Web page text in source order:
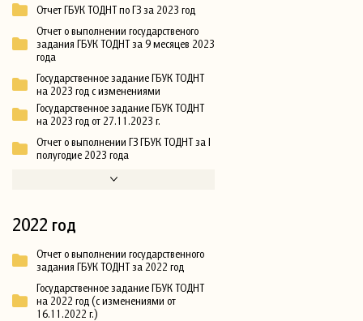
Отчет ГБУК ТОДНТ по ГЗ за 2023 год
Отчет о выполнении государственого
задания ГБУК ТОДНТ за 9 месяцев 2023
года
Государственное задание ГБУК ТОДНТ
на 2023 год с изменениями
Государственное задание ГБУК ТОДНТ
на 2023 год от 27.11.2023 г.
Отчет о выполнении ГЗ ГБУК ТОДНТ за I
полугодие 2023 года
2022 год
Отчет о выполнении государственного
задания ГБУК ТОДНТ за 2022 год
Государственное задание ГБУК ТОДНТ
на 2022 год (с изменениями от
16.11.2022 г.)